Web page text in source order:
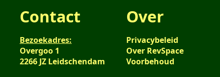
Contact
Bezoekadres:
Overgoo 1
2266 JZ Leidschendam
Over
Privacybeleid
Over RevSpace
Voorbehoud